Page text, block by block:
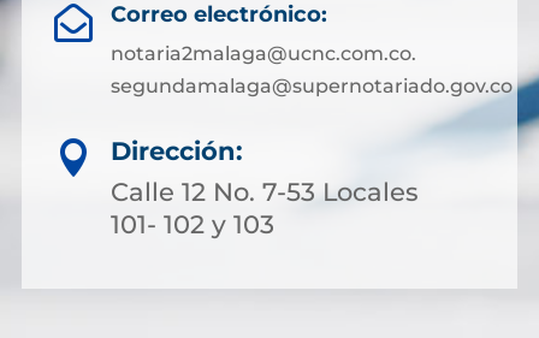
 Correo electrónico:
notaria2malaga@ucnc.com.co.
segundamalaga@supernotariado.gov.co

Dirección:
Calle 12 No. 7-53 Locales
101- 102 y 103